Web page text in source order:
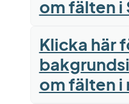
om fälten i
Klicka här
om fälten i